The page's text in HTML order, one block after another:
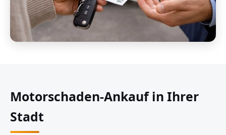
Motorschaden-Ankauf in Ihrer
Stadt